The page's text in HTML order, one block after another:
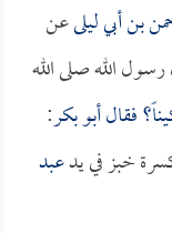
بن أبي ليلىعن
الله صلى الله
فقالأبو بكر:
خبز في يدعبد